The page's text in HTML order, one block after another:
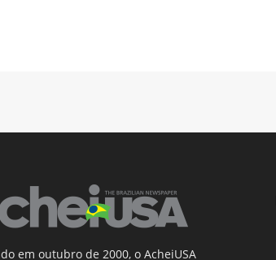
em outubro de 2000, o AcheiUSA